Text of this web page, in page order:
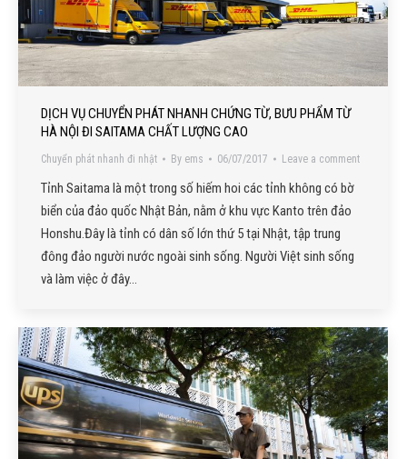
DỊCH VỤ CHUYỂN PHÁT NHANH CHỨNG TỪ, BƯU PHẨM TỪ
HÀ NỘI ĐI SAITAMA CHẤT LƯỢNG CAO
Chuyển phát nhanh đi nhật By ems 06/07/2017 Leave a comment
Tỉnh Saitama là một trong số hiếm hoi các tỉnh không có bờ
biển của đảo quốc Nhật Bản, nằm ở khu vực Kanto trên đảo
Honshu.Đây là tỉnh có dân số lớn thứ 5 tại Nhật, tập trung
đông đảo người nước ngoài sinh sống. Người Việt sinh sống
và làm việc ở đây…